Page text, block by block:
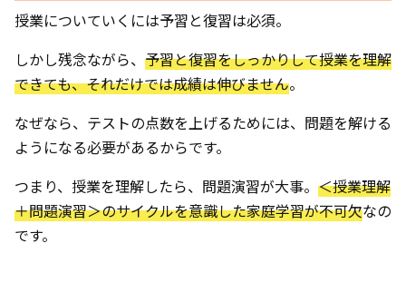
授業についていくには予習と復習は必須。
しかし残念ながら、 予習と復習をしっかりして授業を理解
できても、それだけでは成績は伸びません。
なぜなら、テストの点数を上げるためには、問題を解ける
ようになる必要があるからです。
つまり、授業を理解したら、問題演習が大事。 ＜授業理解
＋問題演習＞のサイクルを意識した家庭学習が不可欠なの
です。